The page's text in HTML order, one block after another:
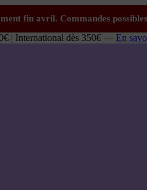
| International dès 350€ — En